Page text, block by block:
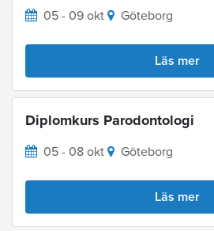
05 - 09 okt Göteborg
Läs mer
Diplomkurs Parodontologi
05 - 08 okt Göteborg
Läs mer